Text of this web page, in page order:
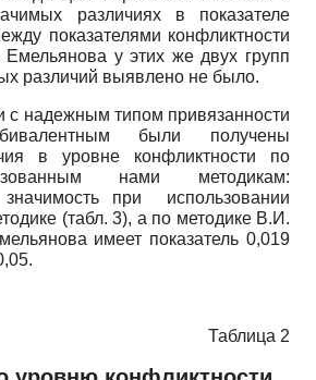
различиях в показателе
показателями конфликтности
у этих же двух групп
различий выявлено не было.
с надежным типом привязанности
были получены
в уровне конфликтности по
нами методикам:
значимость при использовании
(табл. 3), а по методике В.И.
имеет показатель 0,019
Таблица 2